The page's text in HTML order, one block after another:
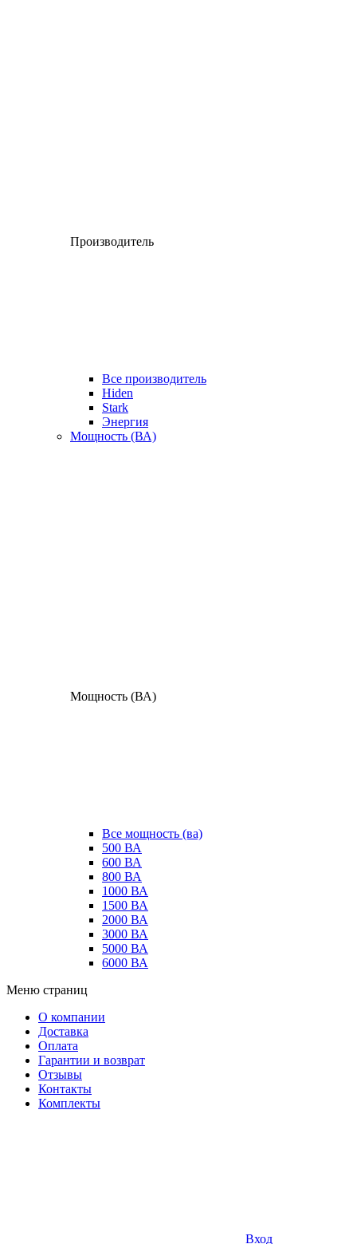
Производитель
Все производитель
Hiden
Stark
Энергия
Мощность (ВА)
Мощность (ВА)
Все мощность (ва)
500 ВА
600 ВА
800 ВА
1000 ВА
1500 ВА
2000 ВА
3000 ВА
5000 ВА
6000 ВА
Меню страниц
О компании
Доставка
Оплата
Гарантии и возврат
Отзывы
Контакты
Комплекты
Вход